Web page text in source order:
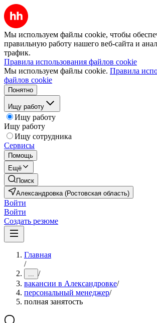
Мы используем файлы cookie, чтобы
правильную работу нашего веб-сайта и
трафик.
Правила использования файлов cookie
Мы используем файлы cookie. Правила
файлов cookie
Понятно
Ищу работу
Ищу работу
Ищу работу
Ищу сотрудника
Сервисы
Помощь
Ещё
Поиск
Александровка (Ростовская область)
Войти
Войти
Создать резюме
Главная
/
... /
вакансии в Александровке/
персональный менеджер/
полная занятость